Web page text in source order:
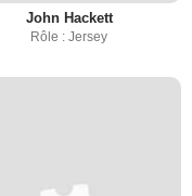
John Hackett
Rôle : Jersey